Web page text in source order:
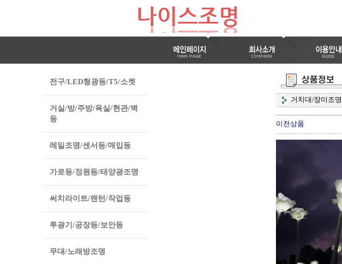
전구/LED형광등/T5/소켓
거실/방/주방/욕실/현관/벽
등
레일조명/센서등/매입등
가로등/정원등/태양광조명
써치라이트/랜턴/작업등
투광기/공장등/보안등
무대/노래방조명
거치대/장미조명
이전상품